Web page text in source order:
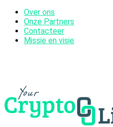
Over ons
Onze Partners
Contacteer
Missie en visie